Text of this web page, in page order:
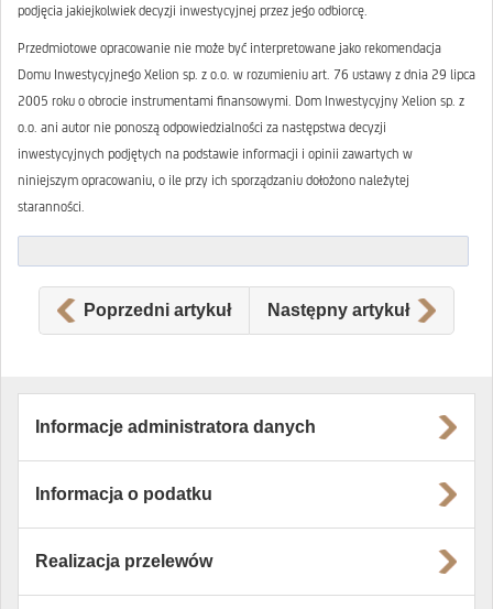
podjęcia jakiejkolwiek decyzji inwestycyjnej przez jego odbiorcę.
Przedmiotowe opracowanie nie może być interpretowane jako rekomendacja
Domu Inwestycyjnego Xelion sp. z o.o. w rozumieniu art. 76 ustawy z dnia 29 lipca
2005 roku o obrocie instrumentami finansowymi. Dom Inwestycyjny Xelion sp. z
o.o. ani autor nie ponoszą odpowiedzialności za następstwa decyzji
inwestycyjnych podjętych na podstawie informacji i opinii zawartych w
niniejszym opracowaniu, o ile przy ich sporządzaniu dołożono należytej
staranności.
Poprzedni artykuł Następny artykuł
Informacje administratora danych
Informacja o podatku
Realizacja przelewów